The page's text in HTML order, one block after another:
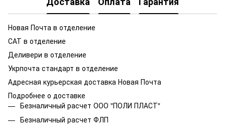
Новая Почта в отделение
САТ в отделение
Деливери в отделение
Укрпочта стандарт в отделение
Адресная курьерская доставка Новая Почта
Подробнее о доставке
Безналичный расчет ООО "ПОЛИ ПЛАСТ"
Безналичный расчет ФЛП